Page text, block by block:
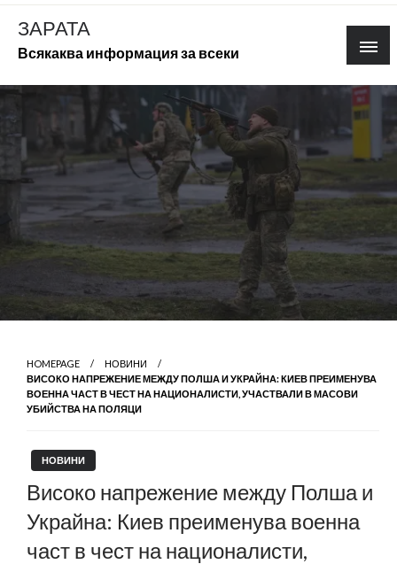
Skip
content
ЗАРАТА
Всякаква информация за всеки
HOMEPAGE
НОВИНИ
ВИСОКО НАПРЕЖЕНИЕ МЕЖДУ ПОЛША И УКРАЙНА: КИЕВ ПРЕИМЕНУВА
ВОЕННА ЧАСТ В ЧЕСТ НА НАЦИОНАЛИСТИ, УЧАСТВАЛИ В МАСОВИ
УБИЙСТВА НА ПОЛЯЦИ
НОВИНИ
Високо напрежение между Полша и
Украйна: Киев преименува военна
част в чест на националисти,